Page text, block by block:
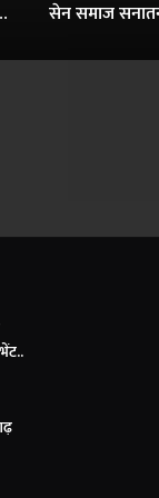
घंटे खाद्यान्न- मंत्री दयालदास बघेल..